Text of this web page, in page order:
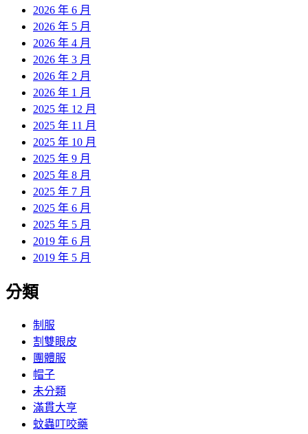
2026 年 6 月
2026 年 5 月
2026 年 4 月
2026 年 3 月
2026 年 2 月
2026 年 1 月
2025 年 12 月
2025 年 11 月
2025 年 10 月
2025 年 9 月
2025 年 8 月
2025 年 7 月
2025 年 6 月
2025 年 5 月
2019 年 6 月
2019 年 5 月
分類
制服
割雙眼皮
團體服
帽子
未分類
滿貫大亨
蚊蟲叮咬藥